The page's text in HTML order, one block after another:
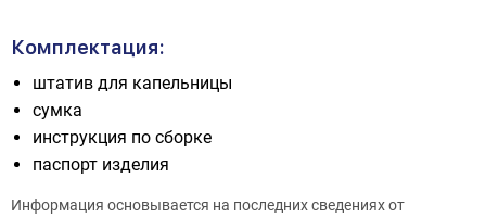
Комплектация:
штатив для капельницы
сумка
инструкция по сборке
паспорт изделия
Информация основывается на последних сведениях от